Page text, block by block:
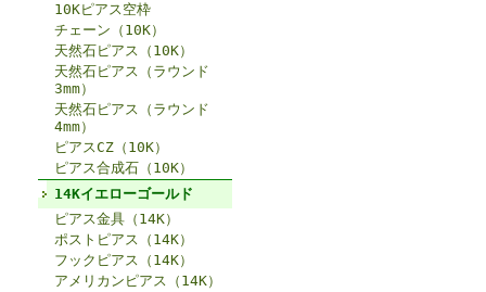
10Kピアス空枠
チェーン（10K）
天然石ピアス（10K）
天然石ピアス（ラウンド
3mm）
天然石ピアス（ラウンド
4mm）
ピアスCZ（10K）
ピアス合成石（10K）
14Kイエローゴールド
ピアス金具（14K）
ポストピアス（14K）
フックピアス（14K）
アメリカンピアス（14K）